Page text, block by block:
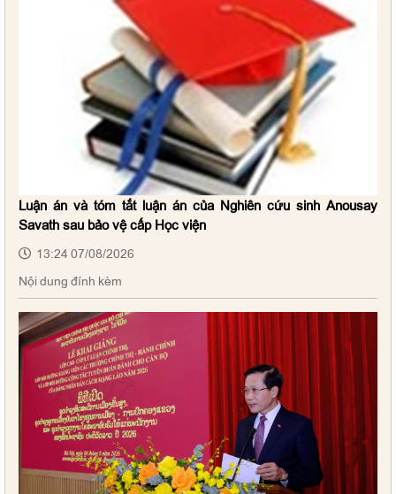
Luận án và tóm tắt luận án của Nghiên cứu sinh Anousay
Savath sau bảo vệ cấp Học viện
13:24 07/08/2026
Nội dung đính kèm